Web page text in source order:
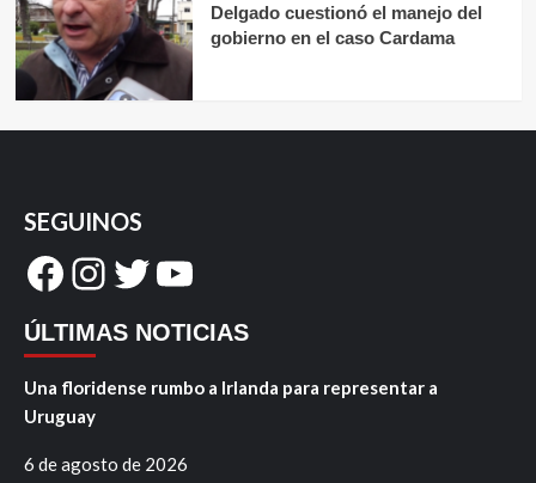
Delgado cuestionó el manejo del
gobierno en el caso Cardama
SEGUINOS
Facebook
Instagram
Twitter
YouTube
ÚLTIMAS NOTICIAS
Una floridense rumbo a Irlanda para representar a
Uruguay
6 de agosto de 2026